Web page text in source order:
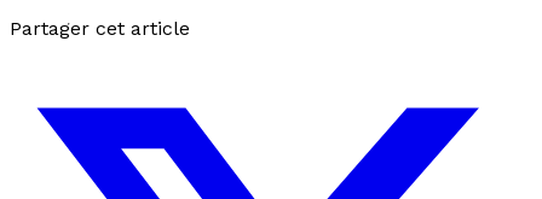
Partager cet article